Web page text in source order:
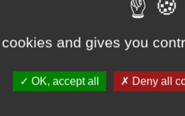
ACCESSOIRES DE
and gives you
OK, accept all Deny all